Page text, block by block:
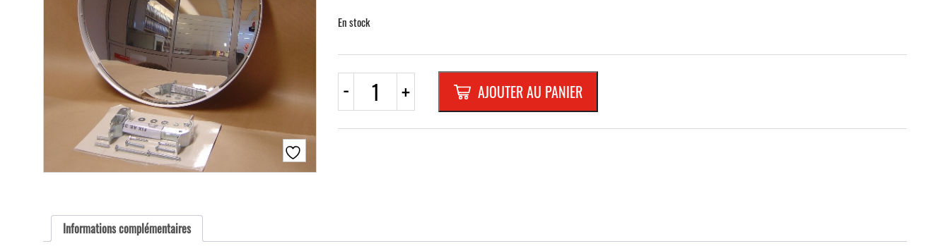
En stock
- quantité
MIROIR
+ AJOUTER AU PANIER
Informations complémentaires